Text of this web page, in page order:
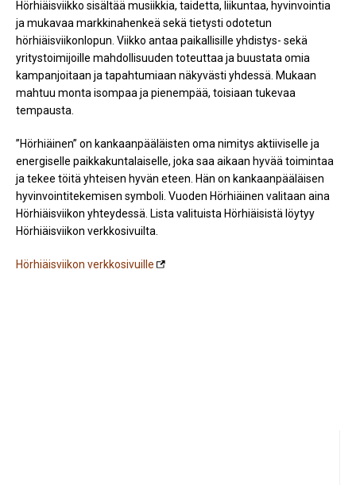
Hörhiäisviikko sisältää musiikkia, taidetta, liikuntaa, hyvinvointia
ja mukavaa markkinahenkeä sekä tietysti odotetun
hörhiäisviikonlopun. Viikko antaa paikallisille yhdistys- sekä
yritystoimijoille mahdollisuuden toteuttaa ja buustata omia
kampanjoitaan ja tapahtumiaan näkyvästi yhdessä. Mukaan
mahtuu monta isompaa ja pienempää, toisiaan tukevaa
tempausta.
”Hörhiäinen” on kankaanpääläisten oma nimitys aktiiviselle ja
energiselle paikkakuntalaiselle, joka saa aikaan hyvää toimintaa
ja tekee töitä yhteisen hyvän eteen. Hän on kankaanpääläisen
hyvinvointitekemisen symboli. Vuoden Hörhiäinen valitaan aina
Hörhiäisviikon yhteydessä. Lista valituista Hörhiäisistä löytyy
Hörhiäisviikon verkkosivuilta.
Hörhiäisviikon verkkosivuille